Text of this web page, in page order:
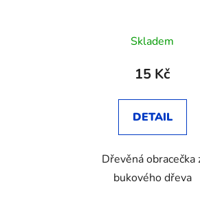
Skladem
15 Kč
DETAIL
Dřevěná obracečka
bukového dřeva